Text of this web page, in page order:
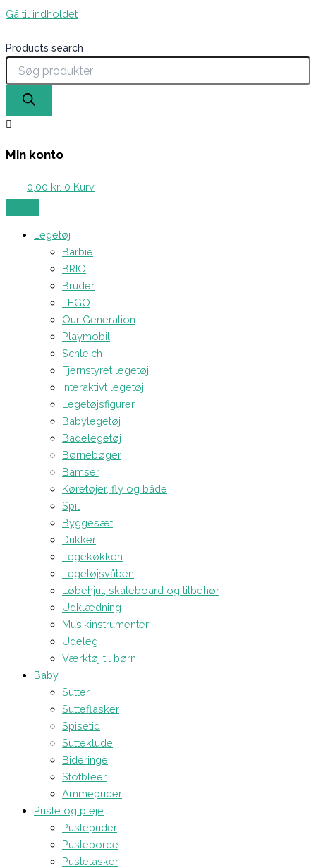
Gå til indholdet
Products search
Min konto
0,00 kr. 0 Kurv
Legetøj
Barbie
BRIO
Bruder
LEGO
Our Generation
Playmobil
Schleich
Fjernstyret legetøj
Interaktivt legetøj
Legetøjsfigurer
Babylegetøj
Badelegetøj
Børnebøger
Bamser
Køretøjer, fly og både
Spil
Byggesæt
Dukker
Legekøkken
Legetøjsvåben
Løbehjul, skateboard og tilbehør
Udklædning
Musikinstrumenter
Udeleg
Værktøj til børn
Baby
Sutter
Sutteflasker
Spisetid
Sutteklude
Bideringe
Stofbleer
Ammepuder
Pusle og pleje
Puslepuder
Pusleborde
Pusletasker